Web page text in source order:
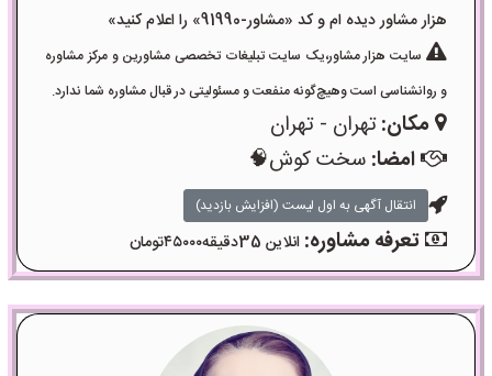
هزار مشاور دیده ام و کد «مشاور-91990» را اعلام کنید»
سایت هزار مشاور،یک سایت تبلیغات تخصصی مشاورین و مرکز مشاوره
و روانشناسی است وهیچ‌گونه منفعت و مسئولیتی در قبال مشاوره شما ندارد.
مکان:تهران - تهران
امضا: سخت کوش🧠
انتقال آگهی به اول لیست (افزایش بازدید)
تعرفه مشاوره: انلاین 35دقیقه۴۵۰۰۰تومان